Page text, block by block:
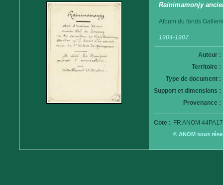
Rainimamonjy
Album du fonds
1904-1907
Auteur :
Territoire :
Type de document :
Support et dimensions :
Provenance :
Cote : FR ANOM
© ANOM sous